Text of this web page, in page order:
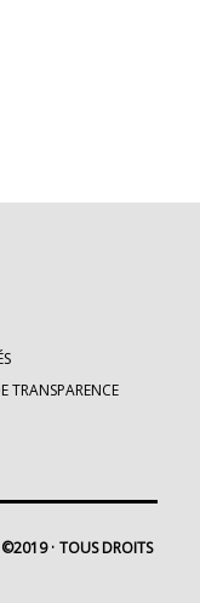
TRANSPARENCE
©2019 TOUS DROITS